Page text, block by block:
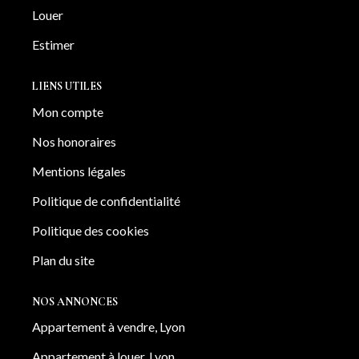
Louer
Estimer
LIENS UTILES
Mon compte
Nos honoraires
Mentions légales
Politique de confidentialité
Politique des cookies
Plan du site
NOS ANNONCES
Appartement à vendre, Lyon